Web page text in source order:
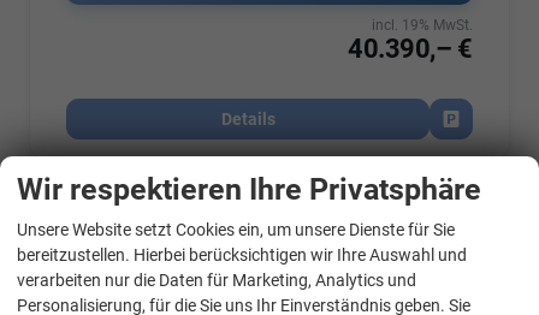
40.390,– €
incl. 19% MwSt.
Details
Fahrzeug
Skoda Octavia Combi
Wir respektieren Ihre Privatsphäre
Unsere Website setzt Cookies ein, um unsere Dienste für Sie
bereitzustellen. Hierbei berücksichtigen wir Ihre Auswahl und
verarbeiten nur die Daten für Marketing, Analytics und
Personalisierung, für die Sie uns Ihr Einverständnis geben. Sie